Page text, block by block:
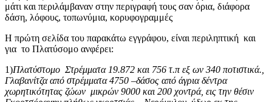
μάτι και περιλάμβαναν στην περιγραφή τους σαν όρια, διάφορα
δάση, λόφους, τοπωνύμια, κορυφογραμμές
Η πρώτη σελίδα του παρακάτω εγγράφου, είναι περιληπτική και
για το Πλατύσομο ανφέρει:
1)Πλατύστομο Στρέμματα 19.872 και 756 τ.π εξ ων 340 ποτιστικά.,
Γλαβανίτζα από στρέμματα 4750 –δάσος από άγρια δέντρα
χωρητικότητας ζώων μικρών 9000 και 200 χοντρά, εις την θέσιν